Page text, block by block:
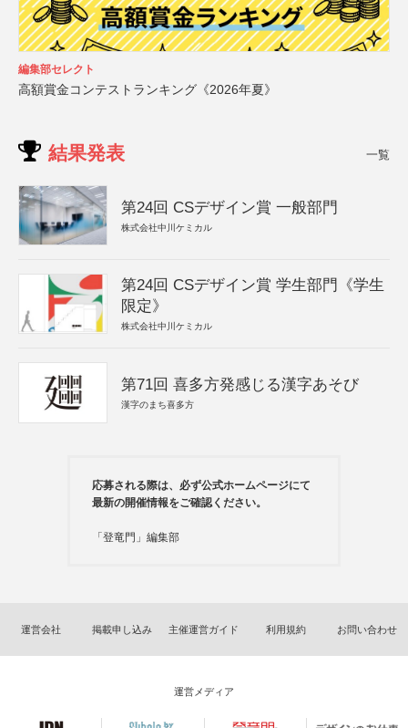
編集部セレクト
高額賞金コンテストランキング《2026年夏》
結果発表 一覧
第24回 CSデザイン賞 一般部門
株式会社中川ケミカル
第24回 CSデザイン賞 学生部門《学生
限定》
株式会社中川ケミカル
第71回 喜多方発感じる漢字あそび
漢字のまち喜多方
応募される際は、必ず公式ホームページにて
最新の開催情報をご確認ください。
「登竜門」編集部
運営会社 掲載申し込み 主催運営ガイド 利用規約 お問い合わせ
運営メディア